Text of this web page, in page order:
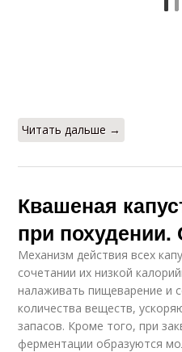
Читать дальше →
Квашеная
при похудении.
Механизм действия всех
сочетании их низкой
налаживать пищеварение и
количества веществ,
запасов. Кроме того, при
ферментации образуются